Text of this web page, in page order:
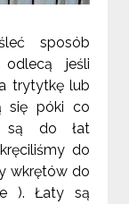
sposób
odlecą jeśli
trytytkę lub
się póki co
są do łat
do
wkrętów do
). Łaty są